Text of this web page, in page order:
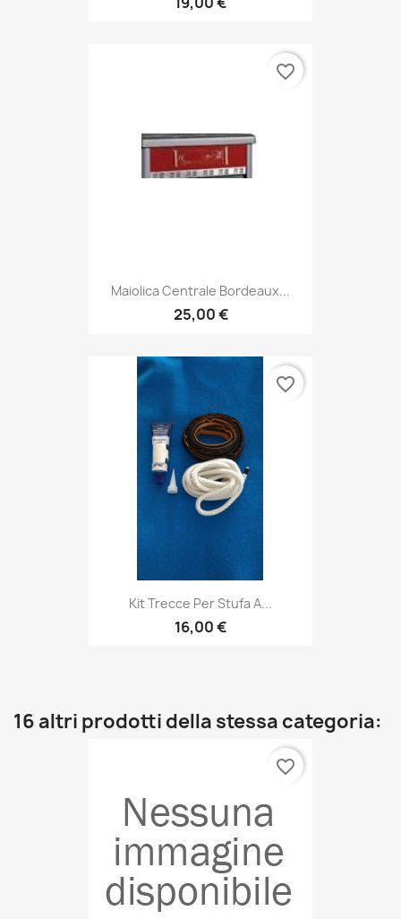
Maiolica Centrale Bordeaux...
25,00 €
favorite_border
Kit Trecce Per Stufa A...
16,00 €
favorite_border
16 altri prodotti della stessa categoria:
favorite_border